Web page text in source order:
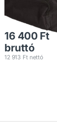
16 400 Ft
bruttó
12 913 Ft nettó